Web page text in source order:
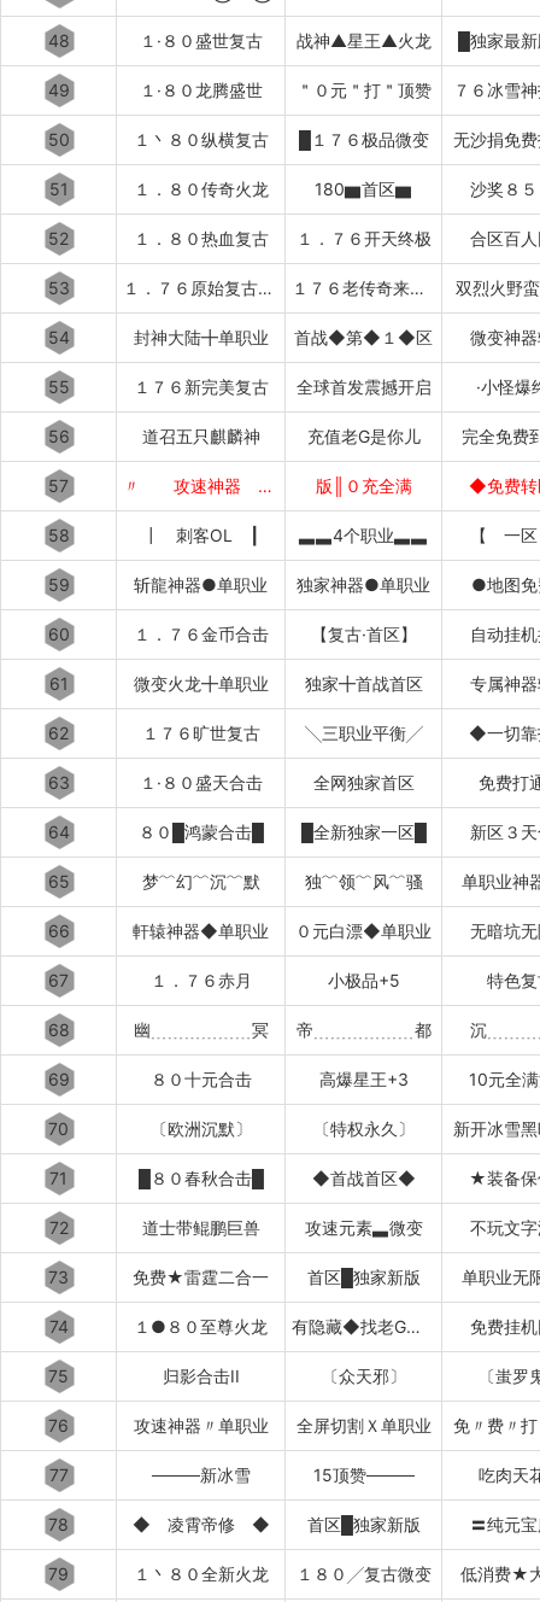
48 １·８０盛世复古 战神▲星王▲火龙 █独家最
49 １·８０龙腾盛世 ＂０元＂打＂顶赞 ７６冰雪
50 １丶８０纵横复古 █１７６极品微变 无沙捐免
51 １．８０传奇火龙 180▆首区▆ 沙奖８
52 １．８０热血复古 １．７６开天终极 合区百
53 １．７６原始复古███████ １７６老传奇来了████████ 双烈火野
54 封神大陆╋单职业 首战◆第◆１◆区 微变神
55 １７６新完美复古 全球首发震撼开启 ·小怪爆
56 道召五只麒麟神 充值老G是你儿 完全免费
57 〃 攻速神器 〃 版║０充全满 ◆免费
58 ┃ 刺客OL ┃ ▃▃4个职业▃▃ 【 一
59 斩龍神器●单职业 独家神器●单职业 ●地图
60 １．７６金币合击 【复古·首区】 自动挂
61 微变火龙╋单职业 独家╋首战首区 专属神
62 １７６旷世复古 ╲三职业平衡╱ ◆一切
63 １·８０盛天合击 全网独家首区 免费打
64 ８０█鸿蒙合击█ █全新独家一区█ 新区３
65 梦﹌幻﹌沉﹌默 独﹌领﹌风﹌骚 单职业神
66 軒辕神器◆单职业 ０元白漂◆单职业 无暗坑
67 １．７６赤月 小极品+5 特色
68 幽﹍﹍﹍﹍﹍﹍冥 帝﹍﹍﹍﹍﹍﹍都 沉
69 ８０十元合击 高爆星王+3 10元全
70 〔欧洲沉默〕 〔特权永久〕 新开冰雪
71 █８０春秋合击█ ◆首战首区◆ ★装备
72 道士带鲲鹏巨兽 攻速元素▃微变 不玩文
73 免费★雷霆二合一 首区█独家新版 单职业无
74 １●８０至尊火龙 有隐藏◆找老G退款 免费挂
75 归影合击II 〔众天邪〕 〔蚩罗
76 攻速神器〃单职业 全屏切割Ｘ单职业 免〃费〃
77 ────新冰雪 15顶赞──── 吃肉天
78 ◆ 凌霄帝修 ◆ 首区█独家新版 〓纯元
79 １丶８０全新火龙 １８０╱复古微变 低消费★